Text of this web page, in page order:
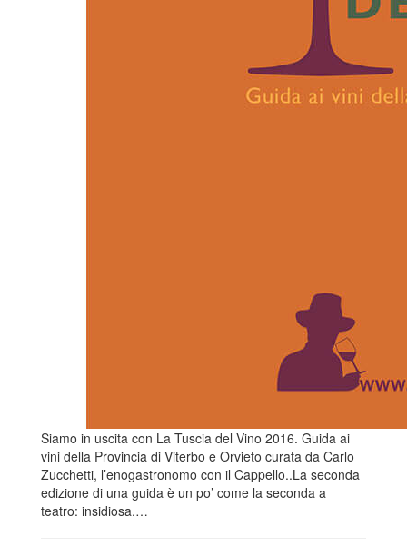
Siamo in uscita con La Tuscia del Vino 2016. Guida ai
vini della Provincia di Viterbo e Orvieto curata da Carlo
Zucchetti, l’enogastronomo con il Cappello..La seconda
edizione di una guida è un po’ come la seconda a
teatro: insidiosa.…